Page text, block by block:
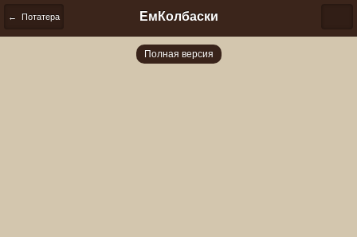
← Потатера ЕмКолбаски
Полная версия